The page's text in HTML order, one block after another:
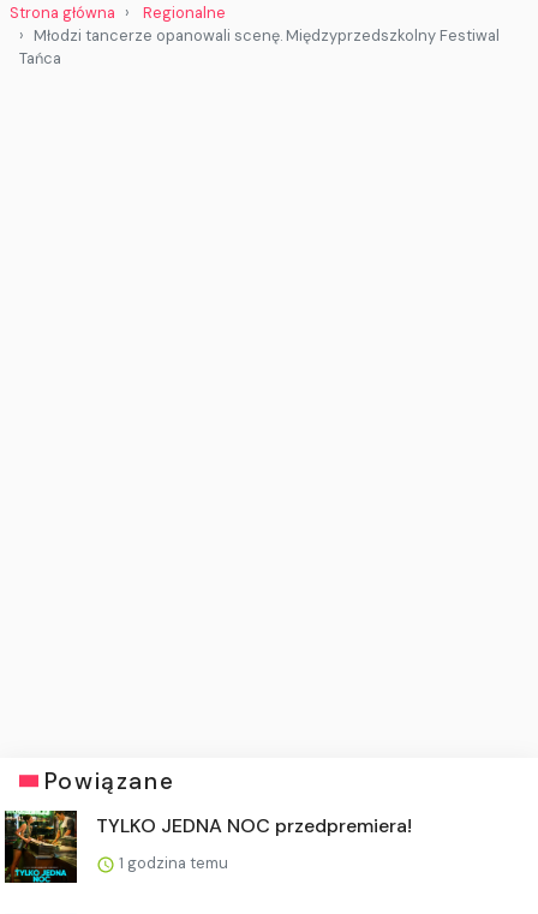
Strona główna
Regionalne
Młodzi tancerze opanowali scenę. Międzyprzedszkolny Festiwal
Tańca
Powiązane
TYLKO JEDNA NOC przedpremiera!
1 godzina temu